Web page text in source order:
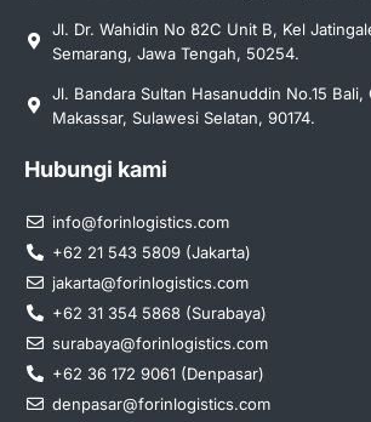
Jl. Dr. Wahidin No 82C Unit B, Kel
Semarang, Jawa Tengah, 50254.
Jl. Bandara Sultan Hasanuddin No.15 Bali,
Makassar, Sulawesi Selatan, 90174.
Hubungi kami
info@forinlogistics.com
+62 21 543 5809 (Jakarta)
jakarta@forinlogistics.com
+62 31 354 5868 (Surabaya)
surabaya@forinlogistics.com
+62 36 172 9061 (Denpasar)
denpasar@forinlogistics.com